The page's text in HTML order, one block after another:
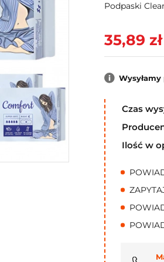
Podpaski
35,89 zł
Czas
Ilość w